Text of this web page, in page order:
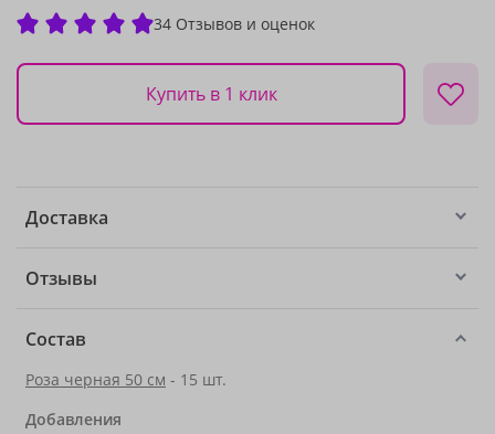
34 Отзывов и оценок
Купить в 1 клик
Доставка
Отзывы
Состав
Роза черная 50 см - 15 шт.
Добавления